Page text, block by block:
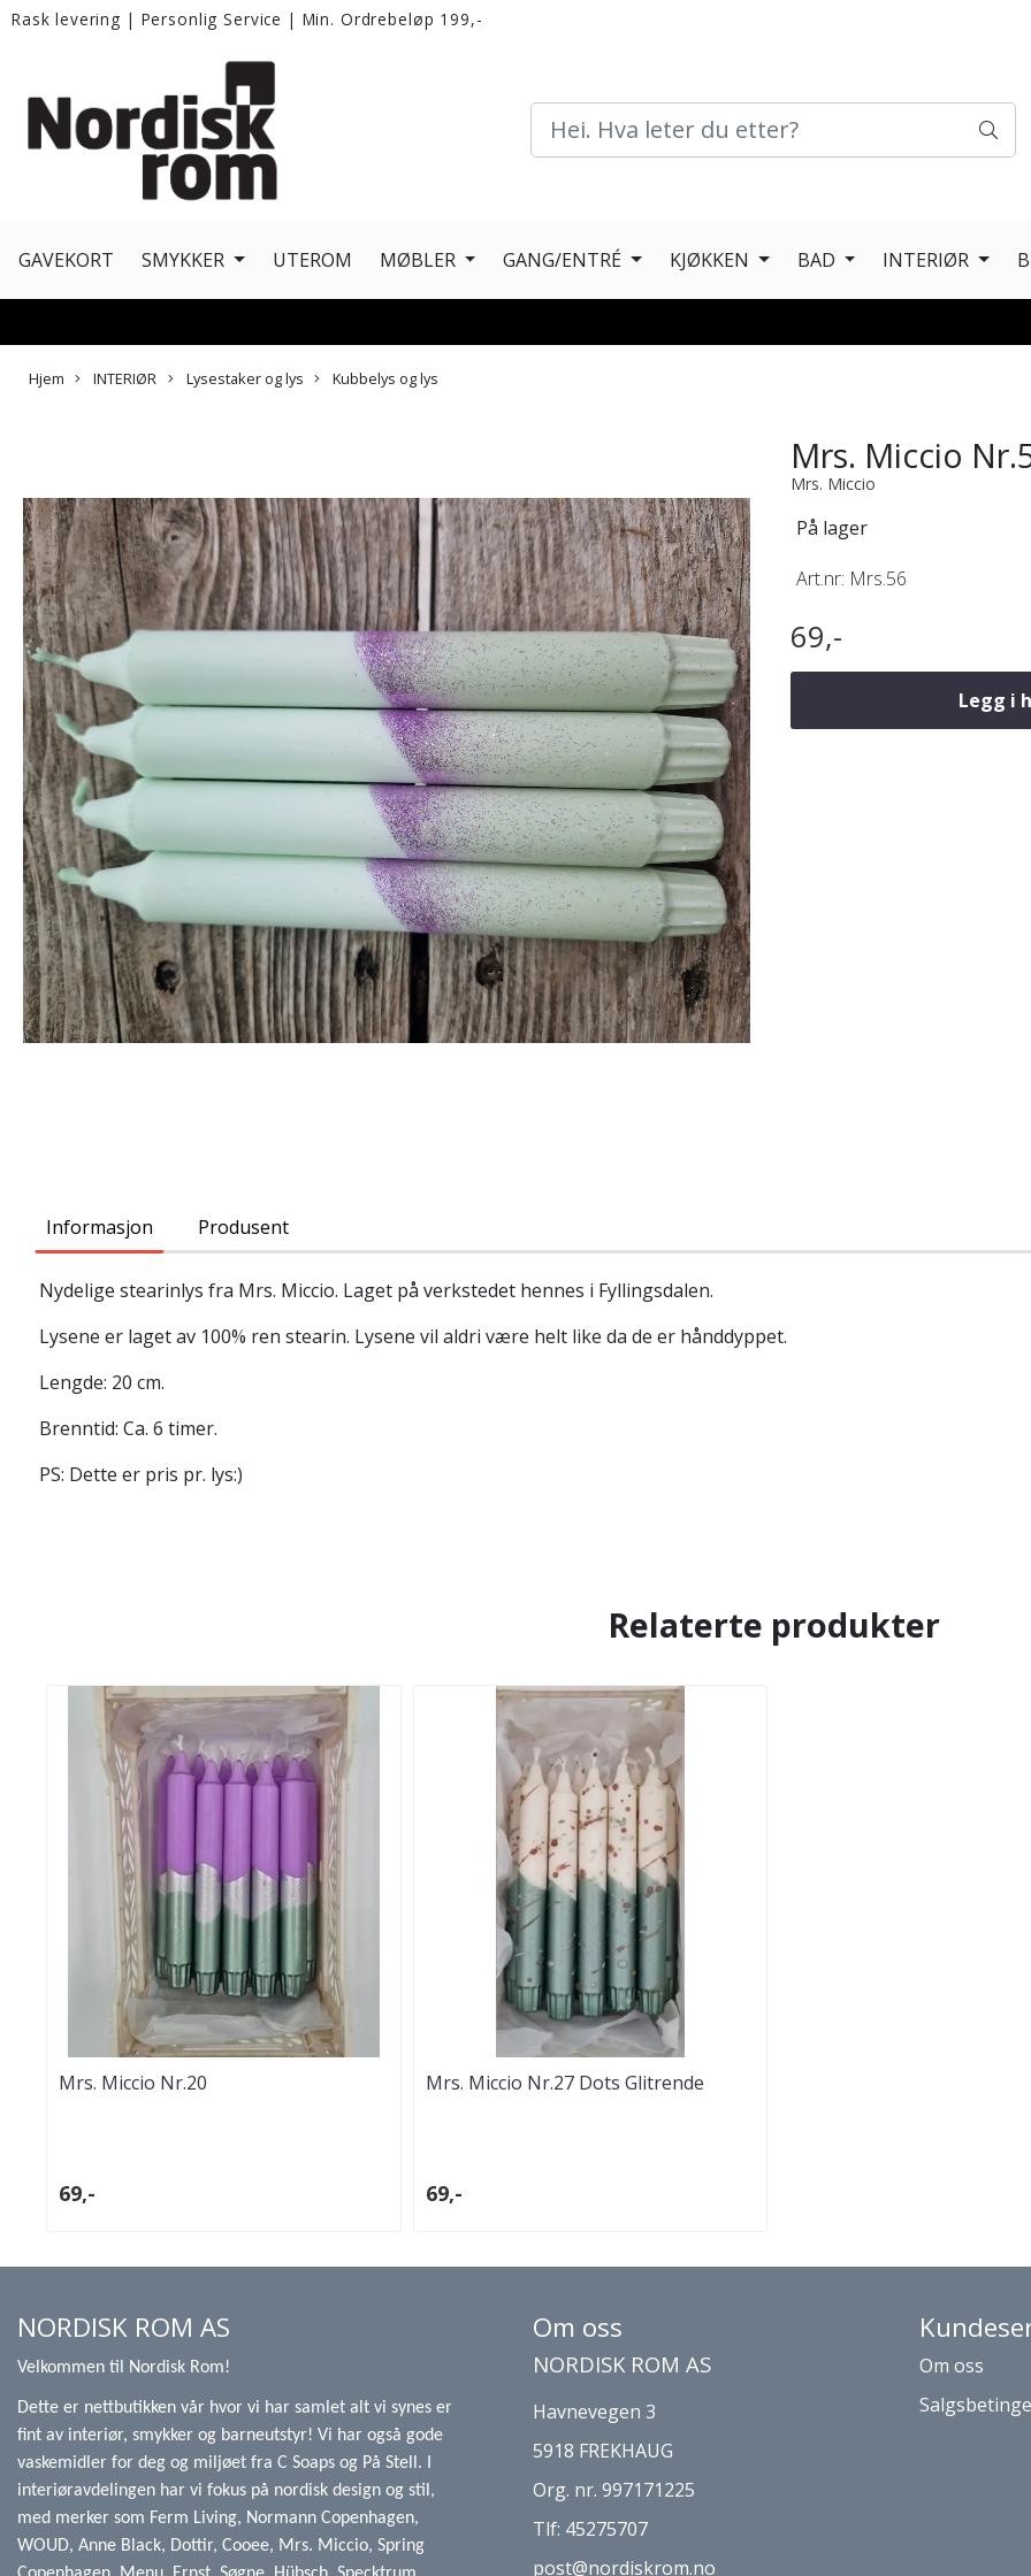
Rask levering | Personlig Service | Min. Ordrebeløp 199,-
GAVEKORT SMYKKER UTEROM MØBLER GANG/ENTRÉ KJØKKEN BAD INTERIØR
Hjem INTERIØR Lysestaker og lys Kubbelys og lys
Mrs. Miccio
Mrs. Miccio
På lager
Art.nr: Mrs.56
69,-
Legg i
Informasjon Produsent
Nydelige stearinlys fra Mrs. Miccio. Laget på verkstedet hennes i Fyllingsdalen.
Lysene er laget av 100% ren stearin. Lysene vil aldri være helt like da de er hånddyppet.
Lengde: 20 cm.
Brenntid: Ca. 6 timer.
PS: Dette er pris pr. lys:)
Relaterte produkter
Mrs. Miccio Nr.20
69,-
Mrs. Miccio Nr.27 Dots Glitrende
69,-
NORDISK ROM AS
Velkommen til Nordisk Rom!
Dette er nettbutikken vår hvor vi har samlet alt vi synes er
fint av interiør, smykker og barneutstyr! Vi har også gode
vaskemidler for deg og miljøet fra C Soaps og På Stell. I
interiøravdelingen har vi fokus på nordisk design og stil,
med merker som Ferm Living, Normann Copenhagen,
WOUD, Anne Black, Dottir, Cooee, Mrs. Miccio, Spring
Om oss
NORDISK ROM AS
Havnevegen 3
5918 FREKHAUG
Org. nr. 997171225
Tlf: 45275707
post@nordiskrom.no
Om oss